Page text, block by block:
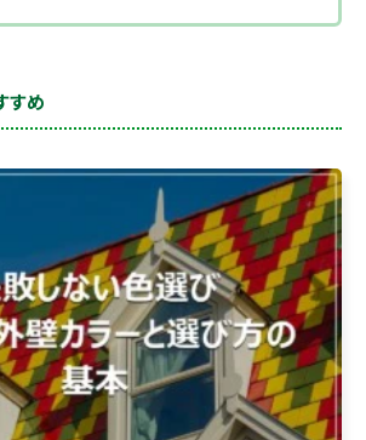
すめ